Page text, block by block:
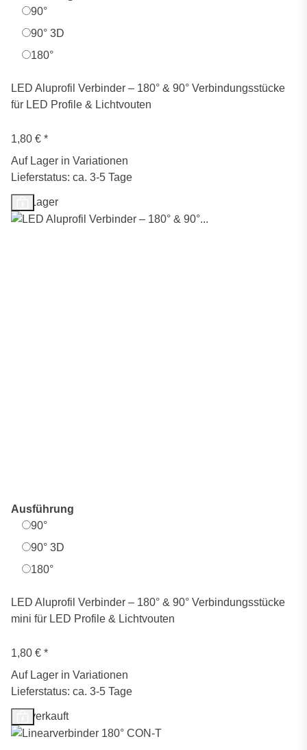
90°
90° 3D
180°
LED Aluprofil Verbinder – 180° & 90° Verbindungsstücke
für LED Profile & Lichtvouten
1,80 € *
Auf Lager in Variationen
Lieferstatus: ca. 3-5 Tage
Auf Lager
Ausführung
90°
90° 3D
180°
LED Aluprofil Verbinder – 180° & 90° Verbindungsstücke
mini für LED Profile & Lichtvouten
1,80 € *
Auf Lager in Variationen
Lieferstatus: ca. 3-5 Tage
Ausverkauft